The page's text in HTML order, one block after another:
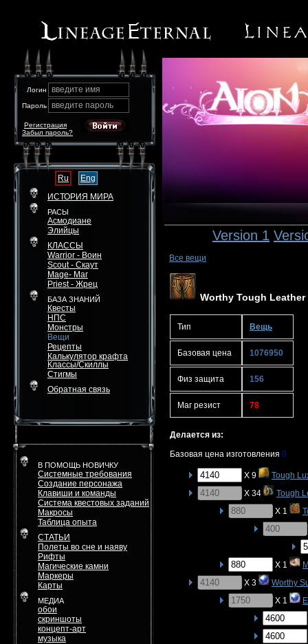
Логин введите имя
Пароль введите пароль
Забыл пароль?
Регистрация
Ru
Eng
ИСТОРИЯ МИРА
РАСЫ
Асмодиане
Элийцы
КЛАССЫ
Warrior - Воин
Scout - Скаут
Mage- Маг
Priest - Жрец
БАЗА ЗНАНИЙ
Квесты
НПС
Монстры
Вещи
Рецепты
Калькулятор крафта
Классы/Скиллы
Стигмы
Обратная связь
В ПОМОЩЬ НОВИЧКУ
Системные требования
Создание персонажа
Клавиши и команды
Система квестовых заданий
Макросы
Таблица опыта
СТАТЬИ
Полеты во сне и наяву
Рифты
Магические камни
Маркеры
Карты
МЕДИА
обои
скриншоты
концепт-арт
музыка
Version 1
Все вещи
Worthy Tough
Тип Вещь
Базовая цена 1076950
Физ защита 156
Маг резист 78
Делается из:
Базовая цена изготовления 0
X 9
Tough
X 34
Tough
X 1
X 1
X 3
Worthy
X 1